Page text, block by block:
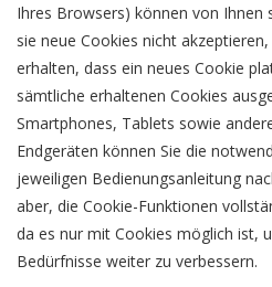
Ihres Browsers) können von Ihnen
sie neue Cookies nicht
erhalten, dass ein neues Cookie
sämtliche erhaltenen Cookies
Smartphones, Tablets sowie
Endgeräten können Sie die
jeweiligen Bedienungsanleitung
aber, die Cookie-Funktionen
da es nur mit Cookies möglich ist,
Bedürfnisse weiter zu verbessern.